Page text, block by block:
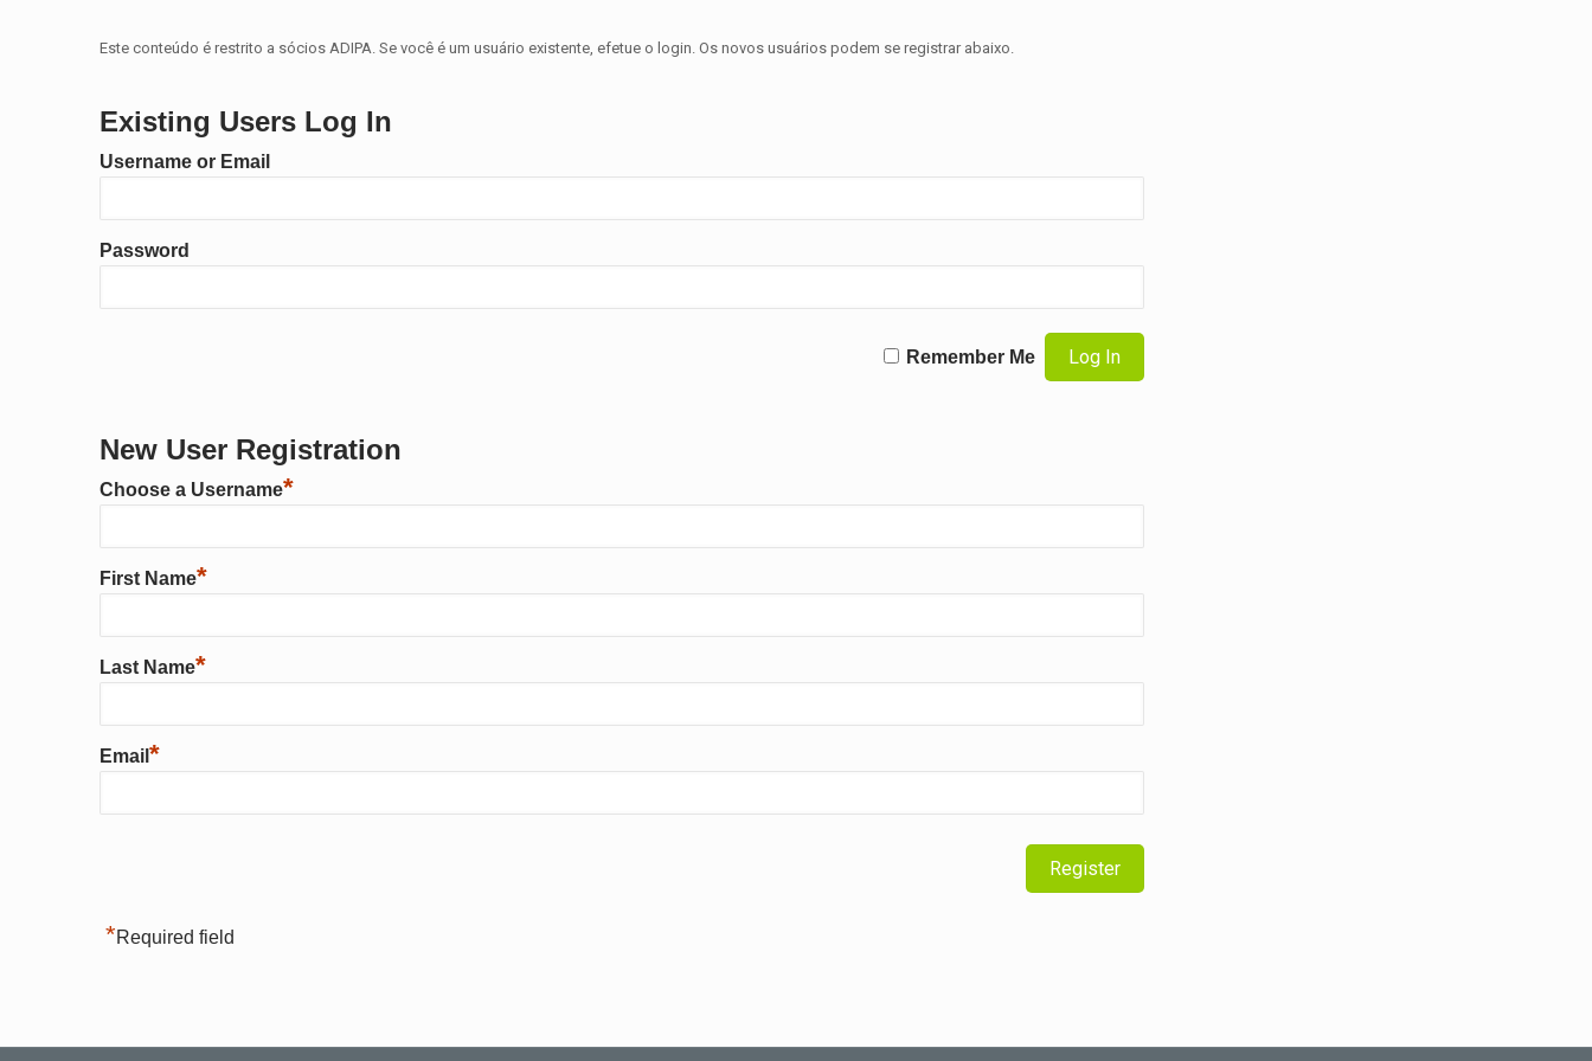
Este conteúdo é restrito a sócios ADIPA. Se você é um usuário existente, efetue o login. Os novos usuários podem se registrar abaixo.
Existing Users Log In
Username or Email
Password
Remember Me
New User Registration
Choose a Username*
First Name*
Last Name*
Email *
*Required field